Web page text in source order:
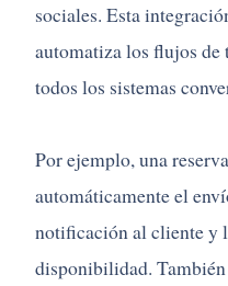
sociales. Esta
automatiza los flujos
todos los sistemas
Por ejemplo, una
automáticamente el
notificación al cliente y
disponibilidad.